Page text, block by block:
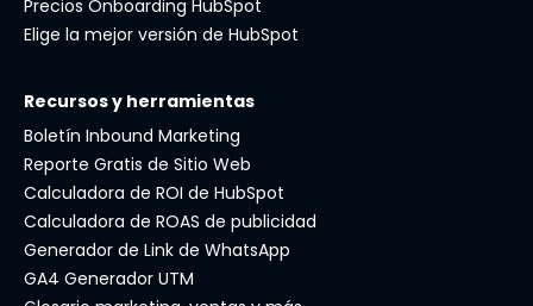
Precios Onboarding HubSpot
Elige la mejor versión de HubSpot
Recursos y herramientas
Boletín Inbound Marketing
Reporte Gratis de Sitio Web
Calculadora de ROI de HubSpot
Calculadora de ROAS de publicidad
Generador de Link de WhatsApp
GA4 Generador UTM